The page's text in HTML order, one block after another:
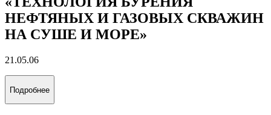
НЕФТЯНЫХ И ГАЗОВЫХ СКВАЖИН
НА СУШЕ И МОРЕ»
21.05.06
Подробнее